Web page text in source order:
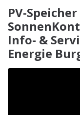
PV-
Info- &
Energie